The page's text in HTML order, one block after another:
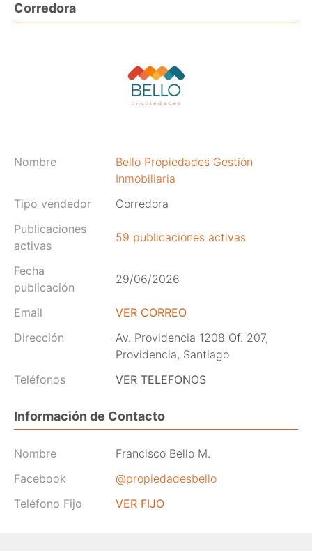
Corredora
Nombre
Bello Propiedades Gestión
Inmobiliaria
Tipo vendedor
Corredora
Publicaciones
activas
59 publicaciones activas
Fecha
publicación
29/06/2026
Email
VER CORREO
Dirección
Av. Providencia 1208 Of. 207,
Providencia, Santiago
Teléfonos
VER TELEFONOS
Información de Contacto
Nombre
Francisco Bello M.
Facebook
@propiedadesbello
Teléfono Fijo
VER FIJO